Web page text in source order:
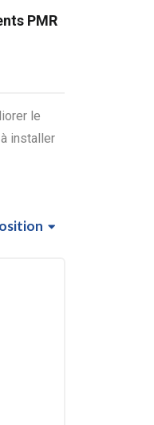
PMR
le
installer